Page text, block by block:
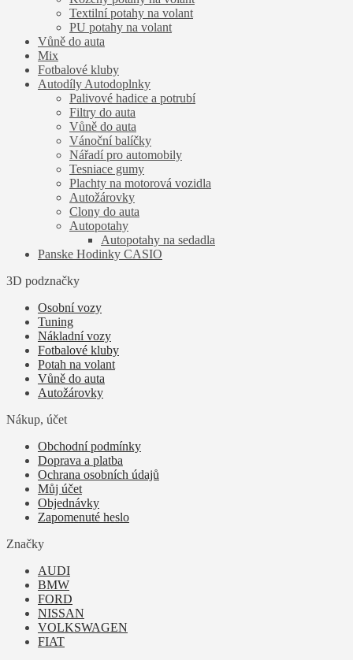
Textilní potahy na volant
PU potahy na volant
Vůně do auta
Mix
Fotbalové kluby
Autodíly Autodoplnky
Palivové hadice a potrubí
Filtry do auta
Vůně do auta
Vánoční balíčky
Nářadí pro automobily
Tesniace gumy
Plachty na motorová vozidla
Autožárovky
Clony do auta
Autopotahy
Autopotahy na sedadla
Panske Hodinky CASIO
3D podznačky
Osobní vozy
Tuning
Nákladní vozy
Fotbalové kluby
Potah na volant
Vůně do auta
Autožárovky
Nákup, účet
Obchodní podmínky
Doprava a platba
Ochrana osobních údajů
Můj účet
Objednávky
Zapomenuté heslo
Značky
AUDI
BMW
FORD
NISSAN
VOLKSWAGEN
FIAT